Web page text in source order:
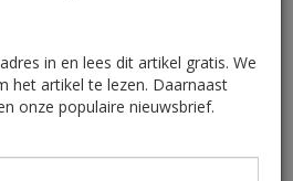
in
in
in en lees dit artikel gratis. We
het artikel te lezen. Daarnaast
onze populaire nieuwsbrief.